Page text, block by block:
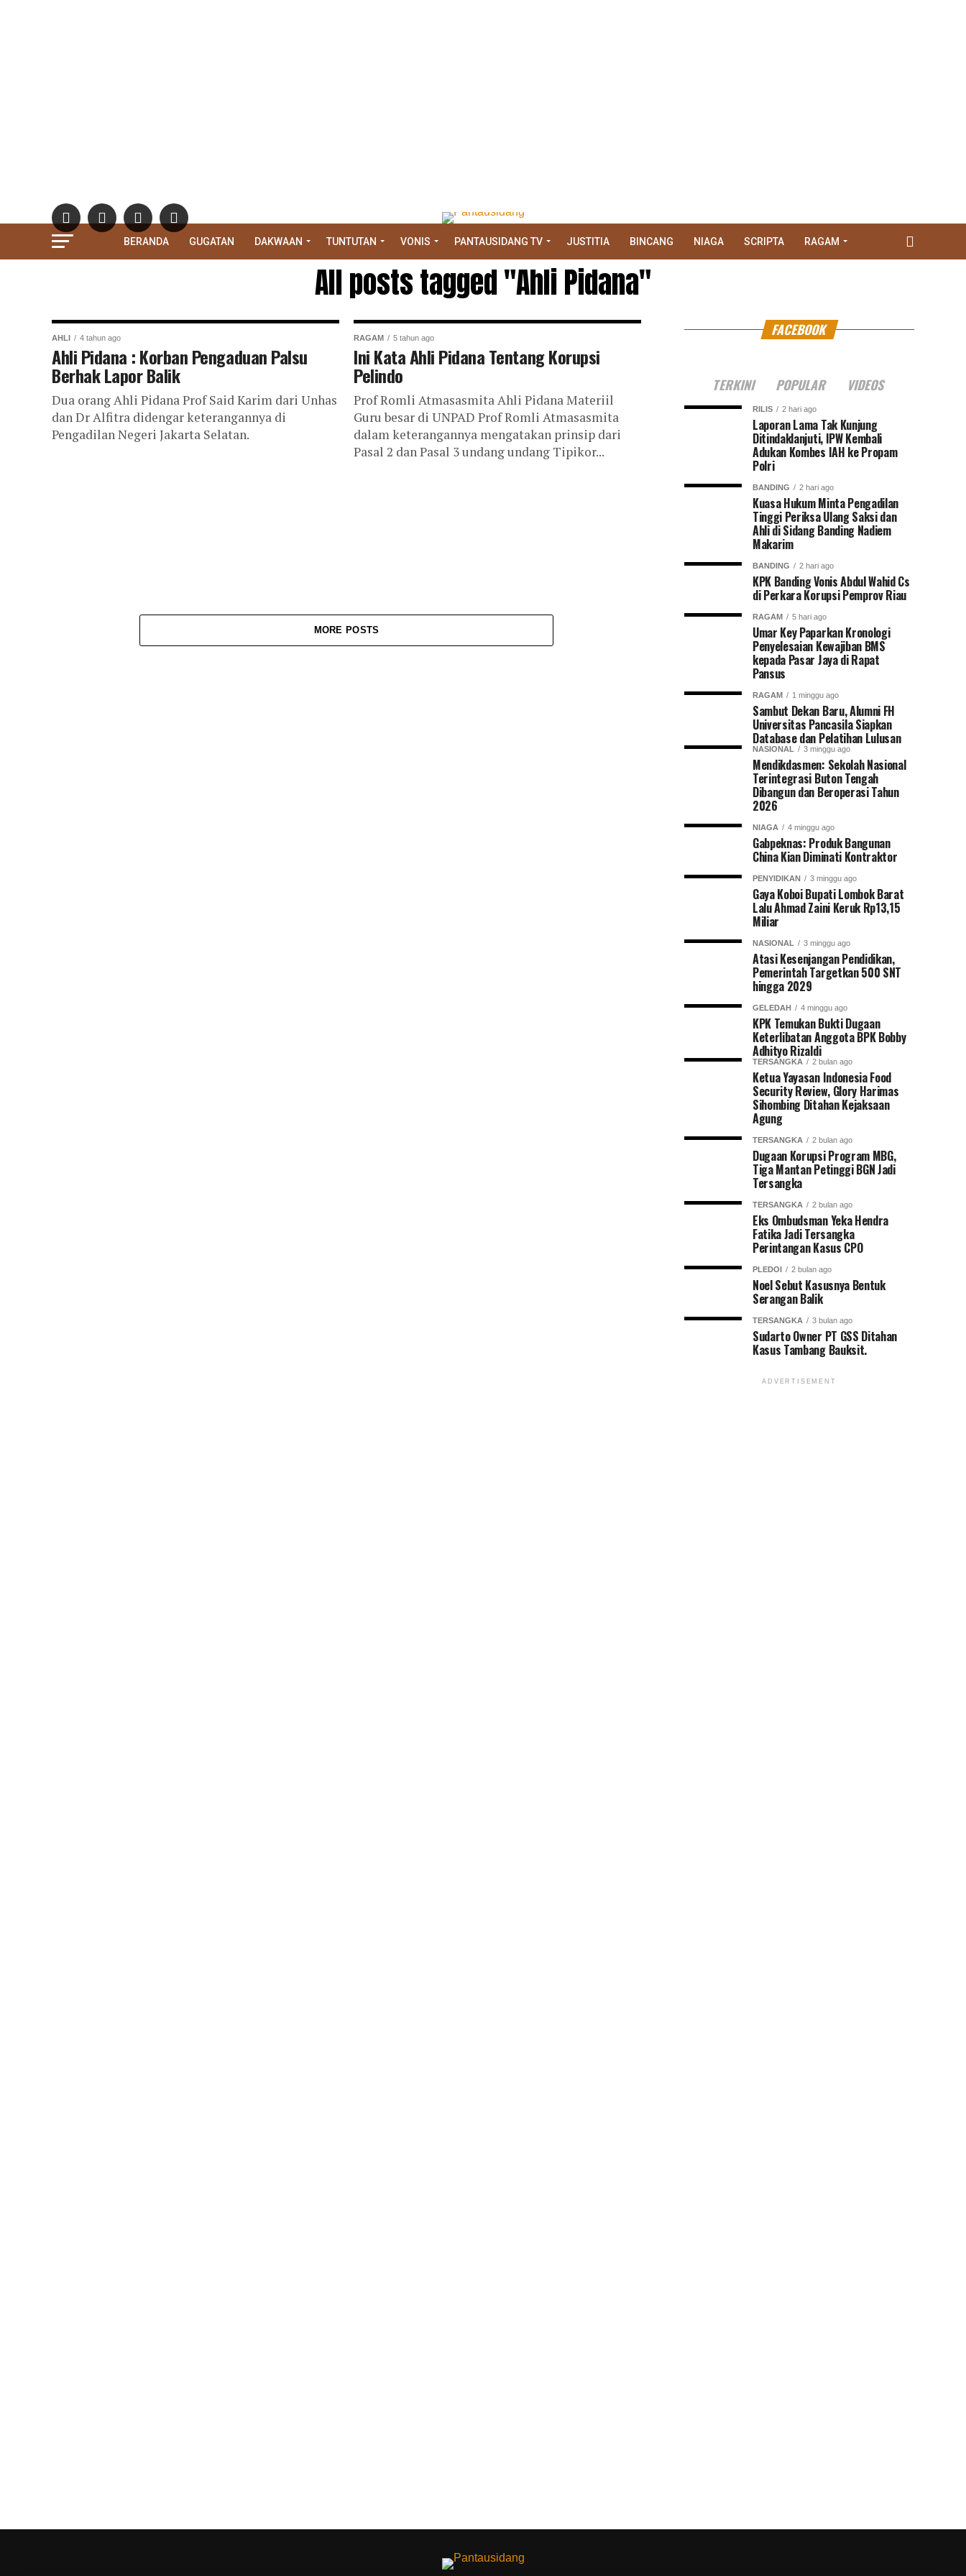
BERANDA GUGATAN DAKWAAN TUNTUTAN VONIS PANTAUSIDANG TV JUSTITIA BINCANG NIAGA SCRIPTA RAGAM
All posts tagged "Ahli Pidana"
AHLI 4 tahun ago
Ahli Pidana : Korban Pengaduan Palsu
Berhak Lapor Balik
Dua orang Ahli Pidana Prof Said Karim dari Unhas
dan Dr Alfitra didengar keterangannya di
Pengadilan Negeri Jakarta Selatan.
RAGAM 5 tahun ago
Ini Kata Ahli Pidana Tentang Korupsi
Pelindo
Prof Romli Atmasasmita Ahli Pidana Materiil
Guru besar di UNPAD Prof Romli Atmasasmita
dalam keterangannya mengatakan prinsip dari
Pasal 2 dan Pasal 3 undang undang Tipikor...
MORE POSTS
FACEBOOK
TERKINI POPULAR VIDEOS
RILIS 2 hari ago
Laporan Lama Tak Kunjung
Ditindaklanjuti, IPW Kembali
Adukan Kombes IAH ke Propam
Polri
BANDING 2 hari ago
Kuasa Hukum Minta Pengadilan
Tinggi Periksa Ulang Saksi dan
Ahli di Sidang Banding Nadiem
Makarim
BANDING 2 hari ago
KPK Banding Vonis Abdul Wahid Cs
di Perkara Korupsi Pemprov Riau
RAGAM 5 hari ago
Umar Key Paparkan Kronologi
Penyelesaian Kewajiban BMS
kepada Pasar Jaya di Rapat
Pansus
RAGAM 1 minggu ago
Sambut Dekan Baru, Alumni FH
Universitas Pancasila Siapkan
Database dan Pelatihan Lulusan
NASIONAL 3 minggu ago
Mendikdasmen: Sekolah Nasional
Terintegrasi Buton Tengah
Dibangun dan Beroperasi Tahun
2026
NIAGA 4 minggu ago
Gabpeknas: Produk Bangunan
China Kian Diminati Kontraktor
PENYIDIKAN 3 minggu ago
Gaya Koboi Bupati Lombok Barat
Lalu Ahmad Zaini Keruk Rp13,15
Miliar
NASIONAL 3 minggu ago
Atasi Kesenjangan Pendidikan,
Pemerintah Targetkan 500 SNT
hingga 2029
GELEDAH 4 minggu ago
KPK Temukan Bukti Dugaan
Keterlibatan Anggota BPK Bobby
Adhityo Rizaldi
TERSANGKA 2 bulan ago
Ketua Yayasan Indonesia Food
Security Review, Glory Harimas
Sihombing Ditahan Kejaksaan
Agung
TERSANGKA 2 bulan ago
Dugaan Korupsi Program MBG,
Tiga Mantan Petinggi BGN Jadi
Tersangka
TERSANGKA 2 bulan ago
Eks Ombudsman Yeka Hendra
Fatika Jadi Tersangka
Perintangan Kasus CPO
PLEDOI 2 bulan ago
Noel Sebut Kasusnya Bentuk
Serangan Balik
TERSANGKA 3 bulan ago
Sudarto Owner PT GSS Ditahan
Kasus Tambang Bauksit.
ADVERTISEMENT